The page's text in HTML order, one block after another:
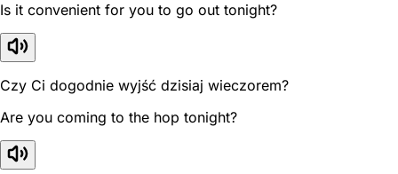
Is it convenient for you to go out tonight?
Czy Ci dogodnie wyjść dzisiaj wieczorem?
Are you coming to the hop tonight?